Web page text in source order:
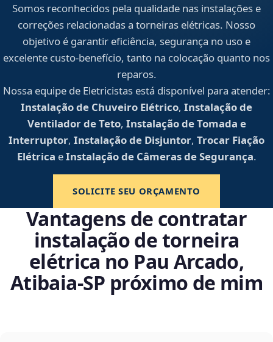
Somos reconhecidos pela qualidade nas instalações e
correções relacionadas a torneiras elétricas. Nosso
objetivo é garantir eficiência, segurança no uso e
excelente custo-benefício, tanto na colocação quanto nos
reparos.
Nossa equipe de Eletricistas está disponível para atender:
Instalação de Chuveiro Elétrico, Instalação de
Ventilador de Teto, Instalação de Tomada e
Interruptor, Instalação de Disjuntor, Trocar Fiação
Elétrica eInstalação de Câmeras de Segurança.
SOLICITE SEU ORÇAMENTO
Vantagens de contratar
instalação de torneira
elétrica no Pau Arcado,
Atibaia‑SP próximo de mim